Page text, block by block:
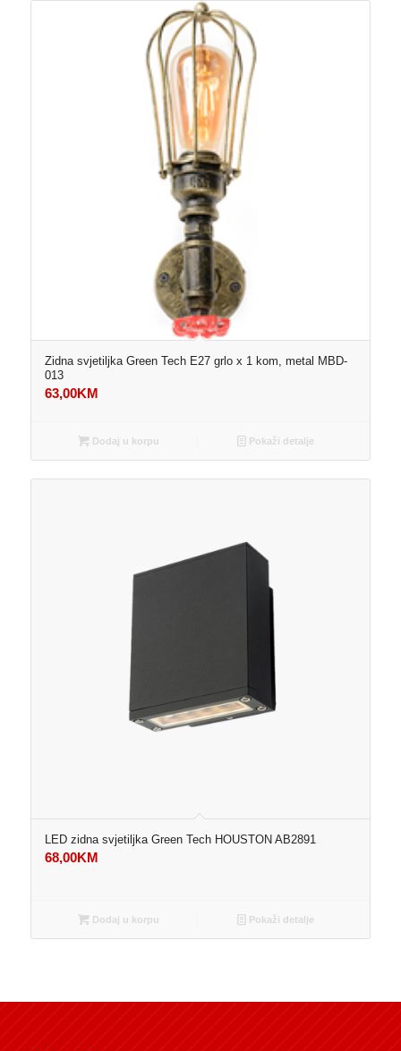
Zidna svjetiljka Green Tech E27 grlo x 1 kom, metal MBD-
013
63,00KM
Dodaj u korpu Pokaži detalje
LED zidna svjetiljka Green Tech HOUSTON AB2891
68,00KM
Dodaj u korpu Pokaži detalje